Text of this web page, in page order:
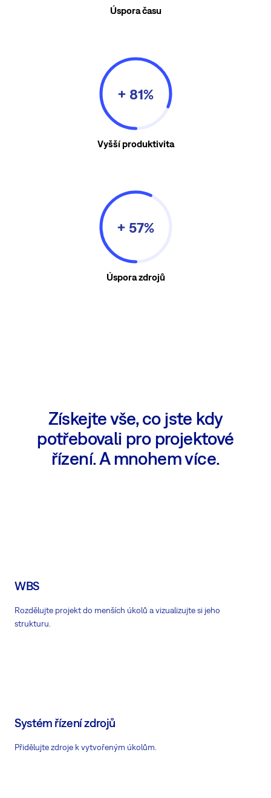
Úspora času
+ 81%
Vyšší produktivita
+ 57%
Úspora zdrojů
Získejte vše, co jste kdy
potřebovali pro projektové
řízení. A mnohem více.
WBS
Rozdělujte projekt do menších úkolů a vizualizujte si jeho
strukturu.
Systém řízení zdrojů
Přidělujte zdroje k vytvořeným úkolům.